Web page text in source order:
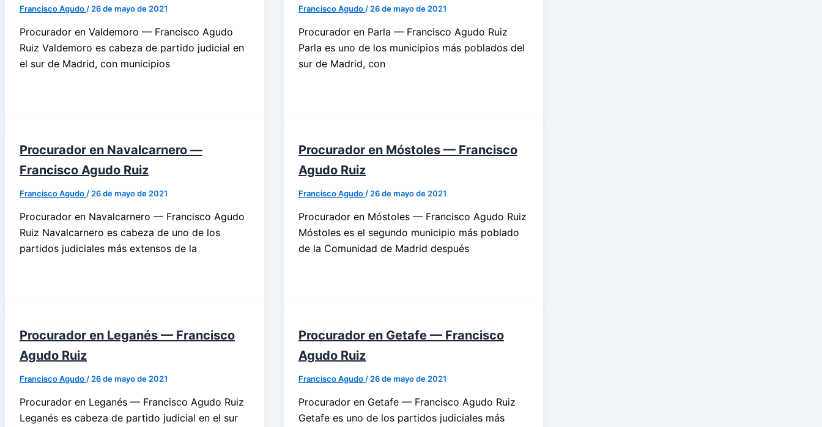
Francisco Agudo / 26 de mayo de 2021
Procurador en Valdemoro — Francisco Agudo
Ruiz Valdemoro es cabeza de partido judicial en
el sur de Madrid, con municipios
Francisco Agudo / 26 de mayo de 2021
Procurador en Parla — Francisco Agudo Ruiz
Parla es uno de los municipios más poblados del
sur de Madrid, con
Procurador en Navalcarnero —
Francisco Agudo Ruiz
Francisco Agudo/26 de mayo de 2021
Procurador en Navalcarnero — Francisco Agudo
Ruiz Navalcarnero es cabeza de uno de los
partidos judiciales más extensos de la
Procurador en Móstoles — Francisco
Agudo Ruiz
Francisco Agudo/26 de mayo de 2021
Procurador en Móstoles — Francisco Agudo Ruiz
Móstoles es el segundo municipio más poblado
de la Comunidad de Madrid después
Procurador en Leganés — Francisco
Agudo Ruiz
Francisco Agudo / 26 de mayo de 2021
Procurador en Leganés — Francisco Agudo Ruiz
Leganés es cabeza de partido judicial en el sur
Procurador en Getafe — Francisco
Agudo Ruiz
Francisco Agudo / 26 de mayo de 2021
Procurador en Getafe — Francisco Agudo Ruiz
Getafe es uno de los partidos judiciales más